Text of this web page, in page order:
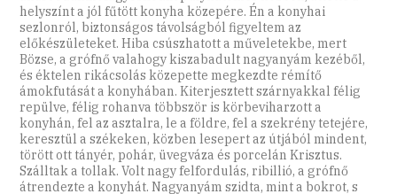
helyszínt a jól fűtött konyha közepére. Én a konyhai
sezlonról, biztonságos távolságból figyeltem az
előkészületeket. Hiba csúszhatott a műveletekbe, mert
Bözse, a grófnő valahogy kiszabadult nagyanyám kezéből,
és éktelen rikácsolás közepette megkezdte rémítő
ámokfutását a konyhában. Kiterjesztett szárnyakkal félig
repülve, félig rohanva többször is körbeviharzott a
konyhán, fel az asztalra, le a földre, fel a szekrény tetejére,
keresztül a székeken, közben lesepert az útjából mindent,
törött ott tányér, pohár, üvegváza és porcelán Krisztus.
Szálltak a tollak. Volt nagy felfordulás, ribillió, a grófnő
átrendezte a konyhát. Nagyanyám szidta, mint a bokrot, s